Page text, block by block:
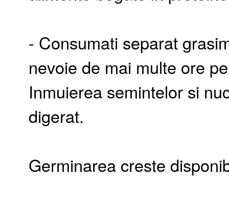
- Consumati separat
nevoie de mai multe ore
Inmuierea semintelor si
digerat.
Germinarea creste